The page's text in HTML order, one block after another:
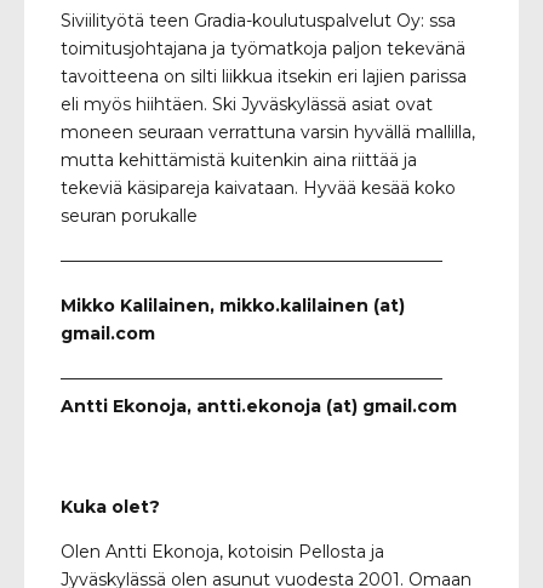
Siviilityötä teen Gradia-koulutuspalvelut Oy: ssa
toimitusjohtajana ja työmatkoja paljon tekevänä
tavoitteena on silti liikkua itsekin eri lajien parissa
eli myös hiihtäen. Ski Jyväskylässä asiat ovat
moneen seuraan verrattuna varsin hyvällä mallilla,
mutta kehittämistä kuitenkin aina riittää ja
tekeviä käsipareja kaivataan. Hyvää kesää koko
seuran porukalle
——————————————————————–
Mikko Kalilainen, mikko.kalilainen (at)
gmail.com
——————————————————————–
Antti Ekonoja, antti.ekonoja (at) gmail.com
Kuka olet?
Olen Antti Ekonoja, kotoisin Pellosta ja
Jyväskylässä olen asunut vuodesta 2001. Omaan